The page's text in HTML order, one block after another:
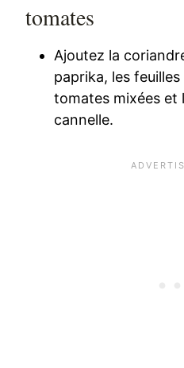
tomates
Ajoutez la
paprika, les
tomates mixées et
cannelle.